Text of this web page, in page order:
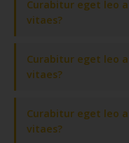
Curabitur eget leo
vitaes?
Curabitur eget leo
vitaes?
Curabitur eget leo
vitaes?